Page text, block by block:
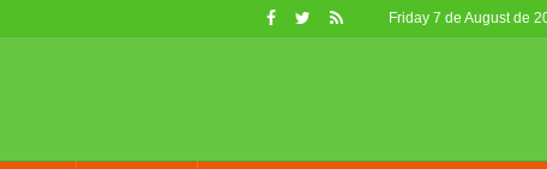
Friday 7 de August de